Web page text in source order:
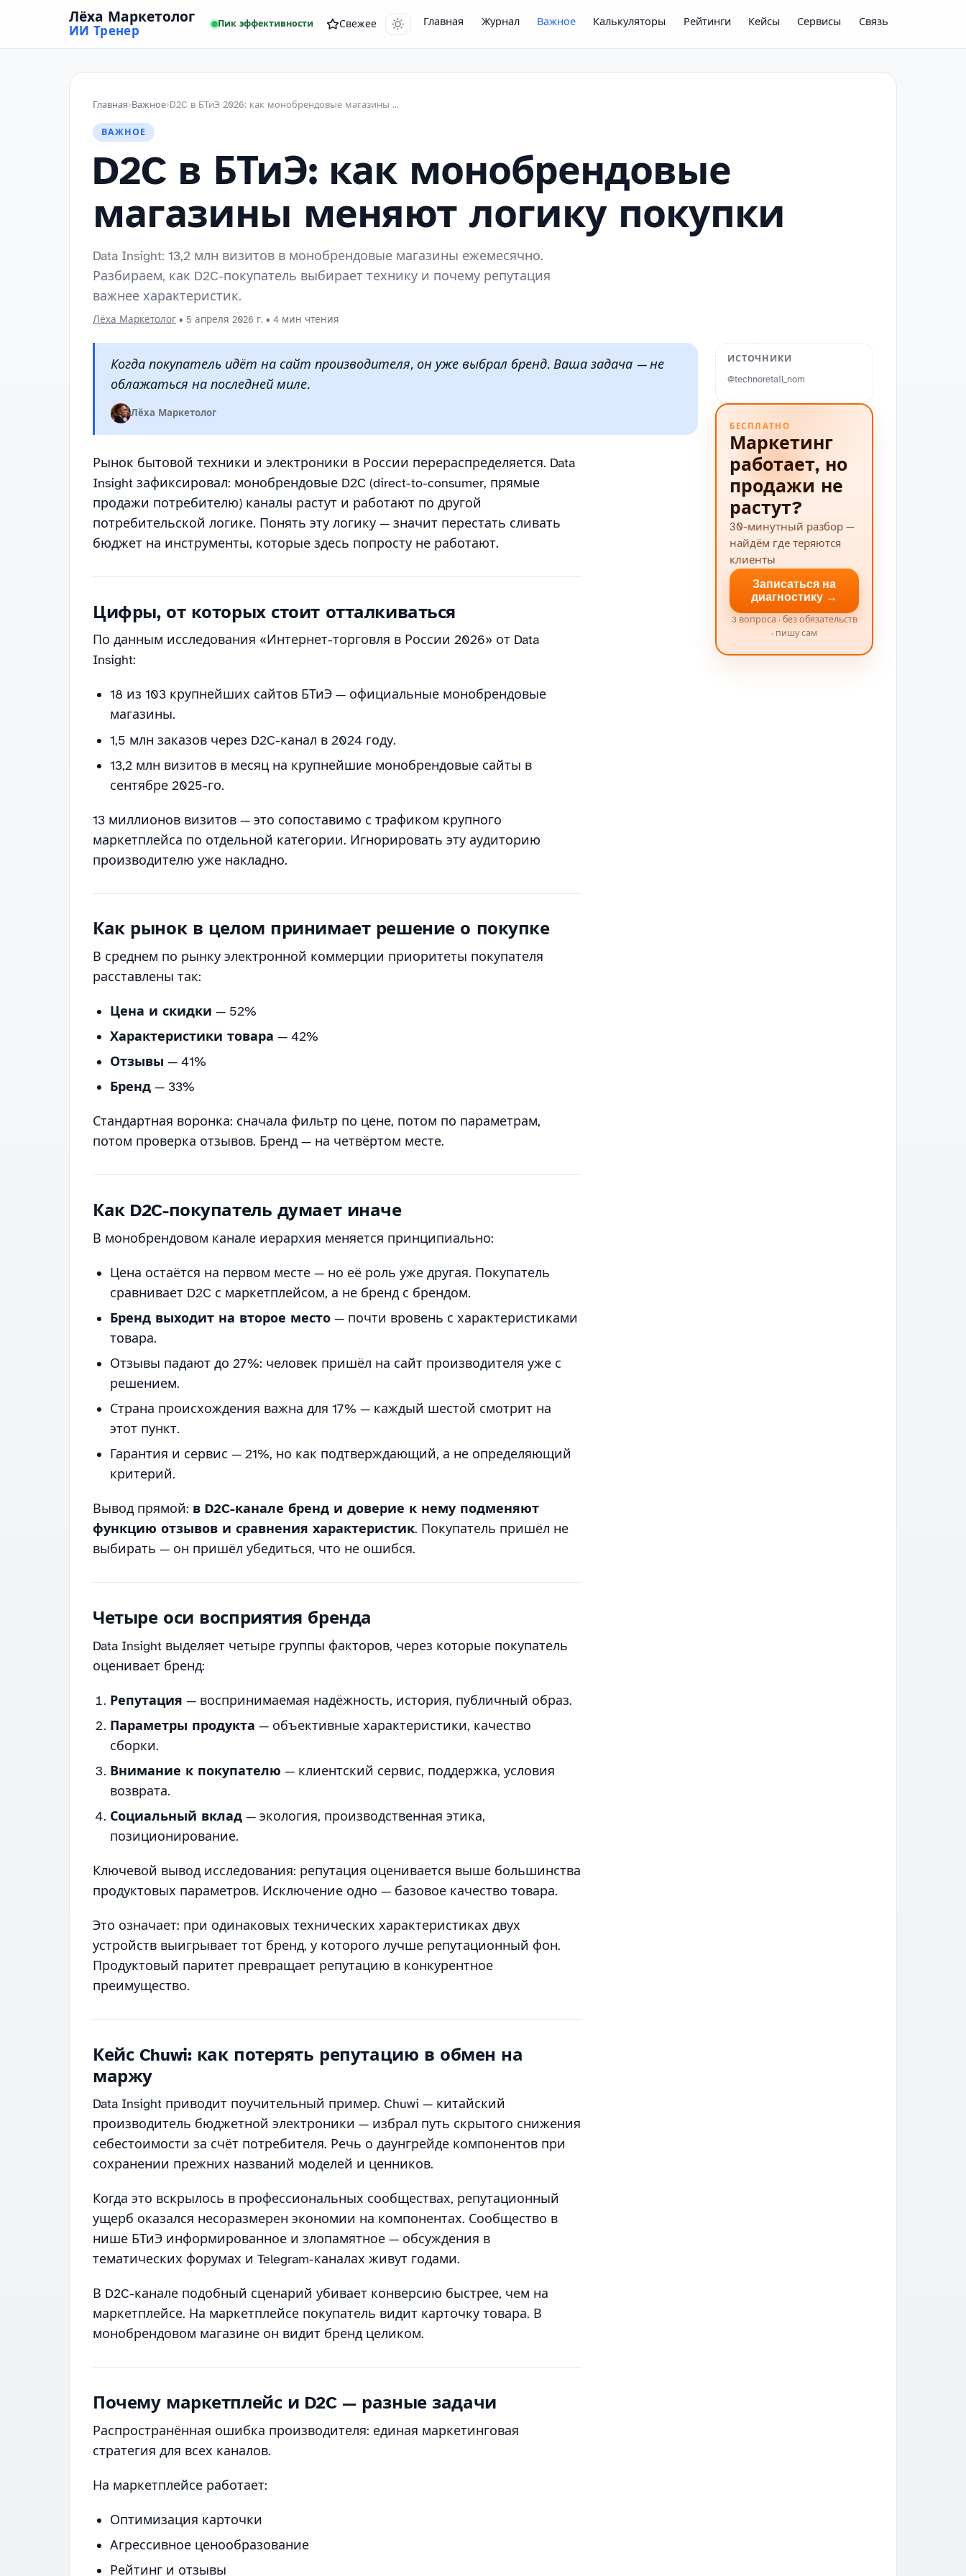
Лёха Маркетолог
ИИ Тренер Пик эффективности Свежее Главная Журнал Важное Калькуляторы Рейтинги Кейсы Сервисы Связь
Главная›Важное› D2C в БТиЭ 2026: как монобрендовые магазины меняют логику покупки
ВАЖНОЕ
D2C в БТиЭ: как монобрендовые
магазины меняют логику покупки
Data Insight: 13,2 млн визитов в монобрендовые магазины ежемесячно.
Разбираем, как D2C-покупатель выбирает технику и почему репутация
важнее характеристик.
Лёха Маркетолог • 5 апреля 2026 г. • 4 мин чтения
Когда покупатель идёт на сайт производителя, он уже выбрал бренд. Ваша задача — не
облажаться на последней миле.
Лёха Маркетолог
Рынок бытовой техники и электроники в России перераспределяется. Data
Insight зафиксировал: монобрендовые D2C (direct-to-consumer, прямые
продажи потребителю) каналы растут и работают по другой
потребительской логике. Понять эту логику — значит перестать сливать
бюджет на инструменты, которые здесь попросту не работают.
Цифры, от которых стоит отталкиваться
По данным исследования «Интернет-торговля в России 2026» от Data
Insight:
18 из 103 крупнейших сайтов БТиЭ — официальные монобрендовые
магазины.
1,5 млн заказов через D2C-канал в 2024 году.
13,2 млн визитов в месяц на крупнейшие монобрендовые сайты в
сентябре 2025-го.
13 миллионов визитов — это сопоставимо с трафиком крупного
маркетплейса по отдельной категории. Игнорировать эту аудиторию
производителю уже накладно.
Как рынок в целом принимает решение о покупке
В среднем по рынку электронной коммерции приоритеты покупателя
расставлены так:
Цена и скидки — 52%
Характеристики товара — 42%
Отзывы — 41%
Бренд — 33%
Стандартная воронка: сначала фильтр по цене, потом по параметрам,
потом проверка отзывов. Бренд — на четвёртом месте.
Как D2C-покупатель думает иначе
В монобрендовом канале иерархия меняется принципиально:
Цена остаётся на первом месте — но её роль уже другая. Покупатель
сравнивает D2C с маркетплейсом, а не бренд с брендом.
Бренд выходит на второе место — почти вровень с характеристиками
товара.
Отзывы падают до 27%: человек пришёл на сайт производителя уже с
решением.
Страна происхождения важна для 17% — каждый шестой смотрит на
этот пункт.
Гарантия и сервис — 21%, но как подтверждающий, а не определяющий
критерий.
Вывод прямой: в D2C-канале бренд и доверие к нему подменяют
функцию отзывов и сравнения характеристик. Покупатель пришёл не
выбирать — он пришёл убедиться, что не ошибся.
Четыре оси восприятия бренда
Data Insight выделяет четыре группы факторов, через которые покупатель
оценивает бренд:
Репутация — воспринимаемая надёжность, история, публичный образ.
Параметры продукта — объективные характеристики, качество
сборки.
Внимание к покупателю — клиентский сервис, поддержка, условия
возврата.
Социальный вклад — экология, производственная этика,
позиционирование.
Ключевой вывод исследования: репутация оценивается выше большинства
продуктовых параметров. Исключение одно — базовое качество товара.
Это означает: при одинаковых технических характеристиках двух
устройств выигрывает тот бренд, у которого лучше репутационный фон.
Продуктовый паритет превращает репутацию в конкурентное
преимущество.
Кейс Chuwi: как потерять репутацию в обмен на
маржу
Data Insight приводит поучительный пример. Chuwi — китайский
производитель бюджетной электроники — избрал путь скрытого снижения
себестоимости за счёт потребителя. Речь о даунгрейде компонентов при
сохранении прежних названий моделей и ценников.
Когда это вскрылось в профессиональных сообществах, репутационный
ущерб оказался несоразмерен экономии на компонентах. Сообщество в
нише БТиЭ информированное и злопамятное — обсуждения в
тематических форумах и Telegram-каналах живут годами.
В D2C-канале подобный сценарий убивает конверсию быстрее, чем на
маркетплейсе. На маркетплейсе покупатель видит карточку товара. В
монобрендовом магазине он видит бренд целиком.
Почему маркетплейс и D2C — разные задачи
Распространённая ошибка производителя: единая маркетинговая
стратегия для всех каналов.
На маркетплейсе работает:
Оптимизация карточки
Агрессивное ценообразование
Рейтинг и отзывы
ИСТОЧНИКИ
@technoretail_nom
БЕСПЛАТНО
Маркетинг
работает, но
продажи не
растут?
30-минутный разбор —
найдём где теряются
клиенты
Записаться на
диагностику →
3 вопроса · без обязательств
· пишу сам